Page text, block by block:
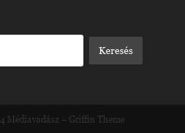
Médiavadász – Griffin Theme